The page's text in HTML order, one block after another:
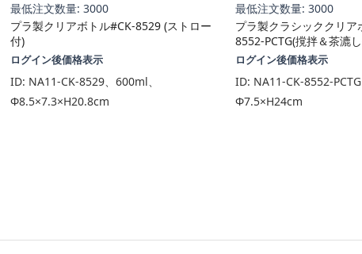
最低注文数量: 3000
プラ製クリアボトル#CK-8529 (ストロー
付)
ログイン後価格表示
ID: NA11-CK-8529、600ml、
Φ8.5×7.3×H20.8cm
最低注文数量: 3000
プラ製クラシッククリア
8552-PCTG(撹拌＆茶漉
ログイン後価格表示
ID: NA11-CK-8552-
Φ7.5×H24cm